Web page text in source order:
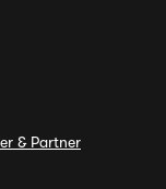
& Partner